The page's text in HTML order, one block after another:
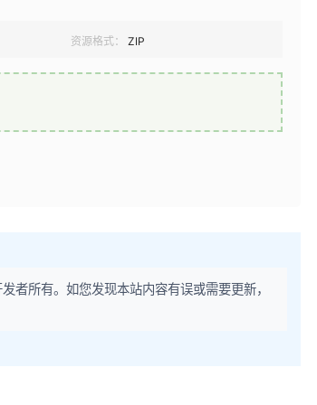
资源格式： ZIP
者所有。如您发现本站内容有误或需要更新，